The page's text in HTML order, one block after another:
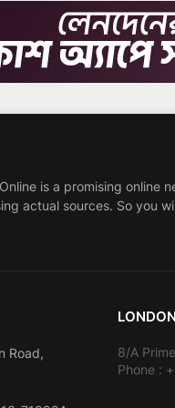
is a promising online
actual sources. So you
Road,
8/A
Phone :